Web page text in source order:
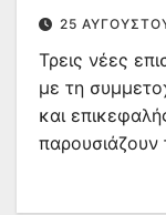
25
Τρεις νέες
με τη
και
παρουσιάζουν